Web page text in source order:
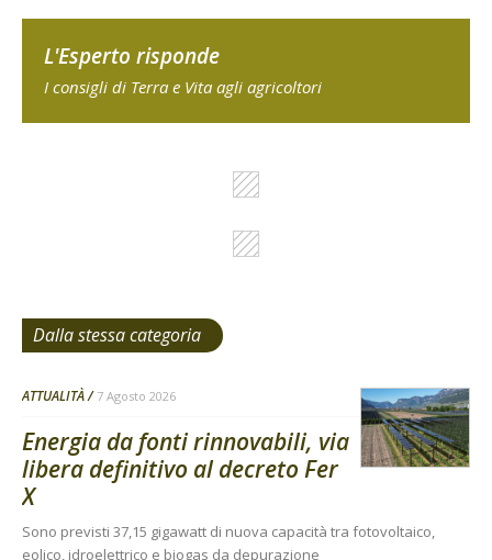
L'Esperto risponde
I consigli di Terra e Vita agli agricoltori
Dalla stessa categoria
ATTUALITÀ 7 Agosto 2026
Energia da fonti rinnovabili, via
libera definitivo al decreto Fer
X
Sono previsti 37,15 gigawatt di nuova capacità tra fotovoltaico,
eolico, idroelettrico e biogas da depurazione